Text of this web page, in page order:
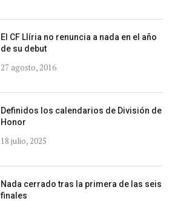
El CF Llíria no renuncia a nada en el año
de su debut
27 agosto, 2016
Definidos los calendarios de División de
Honor
18 julio, 2025
Nada cerrado tras la primera de las seis
finales